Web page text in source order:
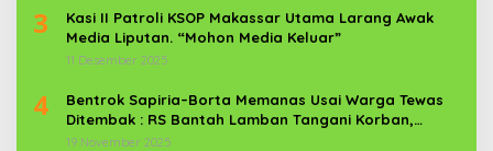
3
Kasi II Patroli KSOP Makassar Utama Larang Awak
Media Liputan. “Mohon Media Keluar”
11 Desember 2025
4
Bentrok Sapiria–Borta Memanas Usai Warga Tewas
Ditembak : RS Bantah Lamban Tangani Korban,
Aparat TNI-POLRI Dikerahkan
19 November 2025